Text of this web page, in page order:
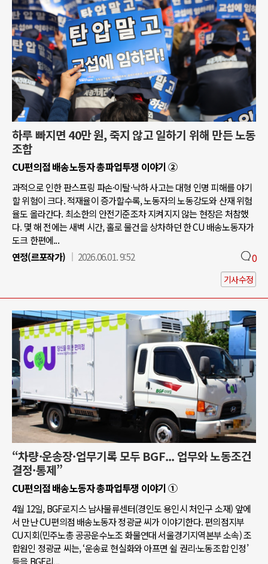
하루 빠지면 40만 원, 죽지 않고 일하기 위해 만든 노동
조합
CU편의점 배송노동자 총파업투쟁 이야기 ②
과적으로 인한 판스프링 파손·이탈·낙하 사고는 대형 인명 피해를 야기
할 위험이 크다. 적재율이 증가할수록, 노동자의 노동강도와 산재 위험
율도 올라간다. 최소한의 안전기준조차 지켜지지 않는 현장은 처참했
다. 몇 해 전에는 새벽 시간, 홀로 물건을 상차하던 한 CU 배송노동자가
도크 한편에...
연정(르포작가)
2026.06.01. 9:52 0
기사수정
“차량·운송장·업무기록 모두 BGF... 업무와 노동조건
결정·통제”
CU편의점 배송노동자 총파업투쟁 이야기 ①
4월 12일, BGF로지스 남사물류센터(경인도 용인시 처인구 소재) 앞에
서 만난 CU편의점 배송노동자 정광균 씨가 이야기한다. 편의점지부
CU지회(민주노총 공공운수노조 화물연대 서울경기지역본부 소속) 조
합원인 정광균 씨는, ‘운송료 현실화와 아프면 쉴 권리·노동조합 인정’
등을 BGF리...